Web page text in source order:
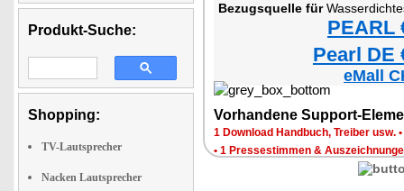
Produkt-Suche:
Shopping:
TV-Lautsprecher
Nacken Lautsprecher
Bezugsquelle fürWasserdichtes Headset
PEARL
Pearl DE
eMall
Vorhandene Support-
1 Download Handbuch, Treiber usw. •
• 1 Pressestimmen &